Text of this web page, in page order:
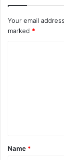
Your email
marked *
Name *